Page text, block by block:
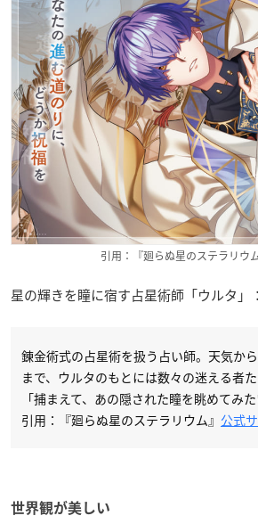
引用：『廻らぬ星のステラリウム
星の輝きを瞳に宿す占星術師「ウルタ」
錬金術式の占星術を扱う占い師。天気か
まで、ウルタのもとには数々の迷える者た
「捕まえて、あの隠された瞳を眺めてみ
引用：『廻らぬ星のステラリウム』 公式
世界観が美しい